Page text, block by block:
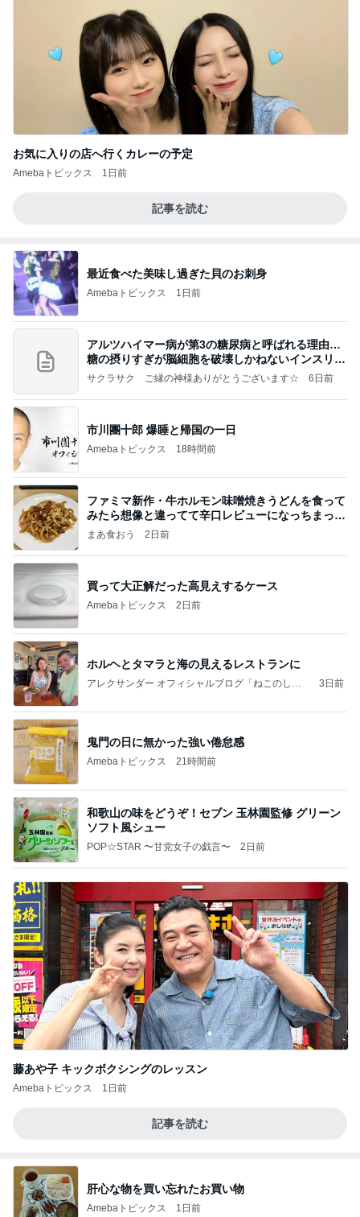
お気に入りの店へ行くカレーの予定
Amebaトピックス 1日前
記事を読む
最近食べた美味し過ぎた貝のお刺身
Amebaトピックス 1日前
アルツハイマー病が第3の糖尿病と呼ばれる理由…
糖の摂りすぎが脳細胞を破壊しかねないインスリン
の恐
サクラサク ご縁の神様ありがとうございます☆ 6日前
市川團十郎 爆睡と帰国の一日
Amebaトピックス 18時間前
ファミマ新作・牛ホルモン味噌焼きうどんを食って
みたら想像と違ってて辛口レビューになっちまった
話
まあ食おう 2日前
買って大正解だった高見えするケース
Amebaトピックス 2日前
ホルヘとタマラと海の見えるレストランに
アレクサンダー オフィシャルブログ「ねこのしっ
3日前
鬼門の日に無かった強い倦怠感
Amebaトピックス 21時間前
和歌山の味をどうぞ！セブン 玉林園監修 グリーン
ソフト風シュー
POP☆STAR 〜甘党女子の戯言〜 2日前
藤あや子 キックボクシングのレッスン
Amebaトピックス 1日前
記事を読む
肝心な物を買い忘れたお買い物
Amebaトピックス 1日前